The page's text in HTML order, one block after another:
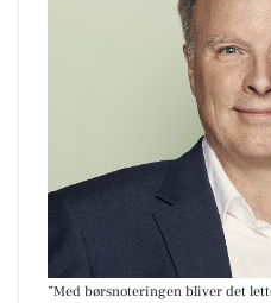
”Med børsnoteringen bliver det